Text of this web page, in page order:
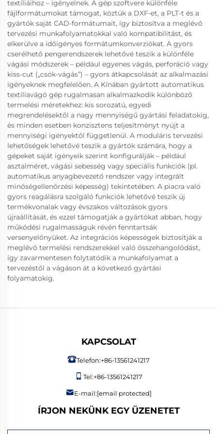
textíliáihoz – igényelnek. A gép szoftvere különféle
fájlformátumokat támogat, köztük a DXF-et, a PLT-t és a
gyártók saját CAD-formátumait, így biztosítva a meglévő
tervezési munkafolyamatokkal való kompatibilitást, és
elkerülve a időigényes formátumkonverziókat. A gyors
cserélhető pengerendszerek lehetővé teszik a különféle
vágási módszerek – például egyenes vágás, perforáció vagy
kiss-cut („csók-vágás”) – gyors átkapcsolását az alkalmazási
igényeknek megfelelően. A Kínában gyártott automatikus
textíliavágó gép rugalmasan alkalmazkodik különböző
termelési méretekhez: kis sorozatú, egyedi
megrendelésektől a nagy mennyiségű gyártási feladatokig,
és minden esetben konzisztens teljesítményt nyújt a
mennyiségi igényektől függetlenül. A moduláris tervezési
lehetőségek lehetővé teszik a gyártók számára, hogy a
gépeket saját igényeik szerint konfigurálják – például
asztalméret, vágási sebesség vagy speciális funkciók (pl.
automatikus anyagbevezető rendszer vagy integrált
minőségellenőrzési képesség) tekintetében. A piacra való
gyors reagálásra szolgáló funkciók lehetővé teszik új
termékvonalak vagy évszakos változások gyors
újraállítását, és ezzel támogatják a gyártókat abban, hogy
működési rugalmasságuk révén fenntartsák
versenyelőnyüket. Az integrációs képességek biztosítják a
meglévő termelési rendszerekkel való összehangolódást,
így zavarmentesen folytatódik a munkafolyamat a
tervezéstől a vágáson át a következő gyártási
folyamatokig.
KAPCSOLAT
Telefon:+86-13561241217
Tel:+86-13561241217
E-mail:[email protected]
ÍRJON NEKÜNK EGY ÜZENETET